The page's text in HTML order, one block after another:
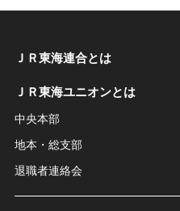
ＪＲ東海連合とは
ＪＲ東海ユニオンとは
中央本部
地本・総支部
退職者連絡会